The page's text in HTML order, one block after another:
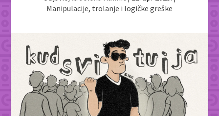
Manipulacije, trolanje i logičke greške